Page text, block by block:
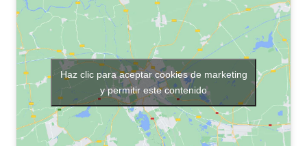
Haz clic para aceptar cookies de marketing
y permitir este contenido